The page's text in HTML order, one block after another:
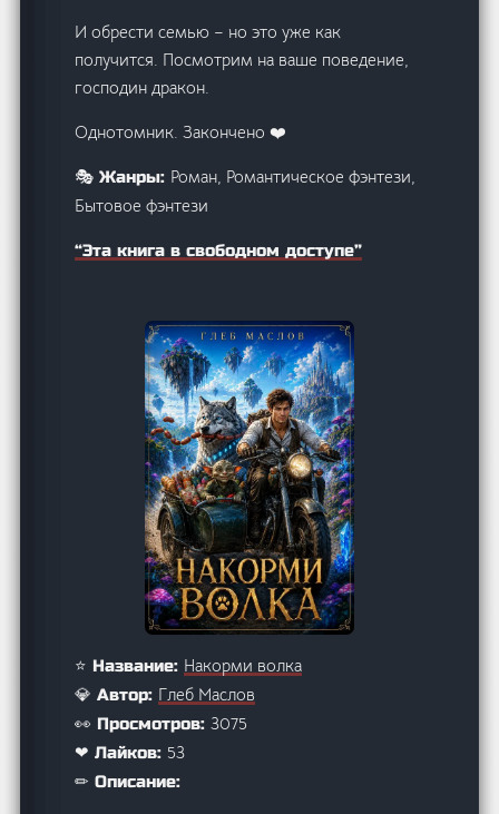
И обрести семью – но это уже как
получится. Посмотрим на ваше поведение,
господин дракон.
Однотомник. Закончено ‍❤️‍
🎭 Жанры: Роман, Романтическое фэнтези,
Бытовое фэнтези
“Эта книга в свободном доступе”
⭐ Название: Накорми волка
💎 Автор: Глеб Маслов
👀 Просмотров:3075
❤ Лайков: 53
✏ Описание: